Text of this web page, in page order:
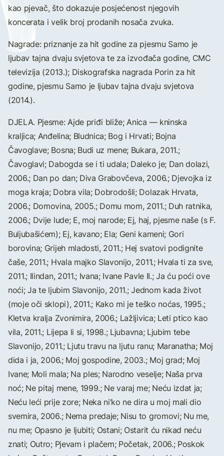
kao pjevač, što dokazuje posjećenost njegovih
koncerata i velik broj prodanih nosača zvuka.
Nagrade: priznanje za hit godine za pjesmu Samo je
ljubav tajna dvaju svjetova te za izvođača godine, CMC
televizija (2013.); Diskografska nagrada Porin za hit
godine, pjesmu Samo je ljubav tajna dvaju svjetova
(2014.).
DJELA. Pjesme: Ajde priđi bliže; Anica — kninska
kraljica; Anđelina; Bludnica; Bog i Hrvati; Bojna
Čavoglave; Bosna; Budi uz mene; Bukara, 2011.;
Čavoglavi; Dabogda se i ti udala; Daleko je; Dan dolazi,
2006.; Dan po dan; Diva Grabovčeva, 2006.; Djevojka iz
moga kraja; Dobra vila; Dobrodošli; Dolazak Hrvata,
2006.; Domovina, 2005.; Domu mom, 2011.; Duh ratnika,
2006.; Dvije lude; E, moj narode; Ej, haj, pjesme naše (s F.
Buljubašićem); Ej, kavano; Ela; Geni kameni; Gori
borovina; Grijeh mladosti, 2011.; Hej svatovi podignite
čaše, 2011.; Hvala majko Slavonijo, 2011.; Hvala ti za sve,
2011.; Ilindan, 2011.; Ivana; Ivane Pavle II.; Ja ću poći ove
noći; Ja te ljubim Slavonijo, 2011.; Jednom kada život
(moje oči sklopi), 2011.; Kako mi je teško noćas, 1995.;
Kletva kralja Zvonimira, 2006.; Lažljivica; Leti ptico kao
vila, 2011.; Lijepa li si, 1998.; Ljubavna; Ljubim tebe
Slavonijo, 2011.; Ljutu travu na ljutu ranu; Maranatha; Moj
dida i ja, 2006.; Moj gospodine, 2003.; Moj grad; Moj
Ivane; Moli mala; Na ples; Narodno veselje; Naša prva
noć; Ne pitaj mene, 1999.; Ne varaj me; Neću izdat ja;
Neću leći prije zore; Neka ni’ko ne dira u moj mali dio
svemira, 2006.; Nema predaje; Nisu to gromovi; Nu me,
nu me; Opasno je ljubiti; Ostani; Ostarit ću nikad neću
znati; Outro; Pjevam i plačem; Početak, 2006.; Poskok